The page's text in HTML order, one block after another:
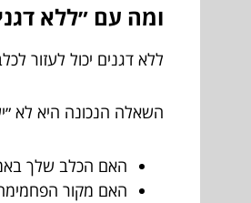
ומה עם ״ללא
ללא דגנים יכול לעזור
השאלה הנכונה היא לא
האם הכלב שלך
האם מקור הפחמימה